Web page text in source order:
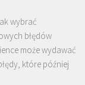
wybrać
błędów
może wydawać
które później